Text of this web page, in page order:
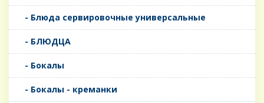
- Блюда сервировочные универсальные
- БЛЮДЦА
- Бокалы
- Бокалы - креманки